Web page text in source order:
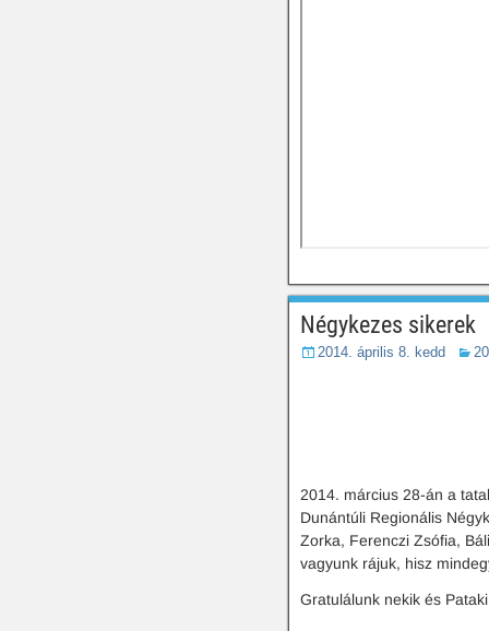
Négykezes sikerek
2014. április 8. kedd
2014. március 28-án a
Dunántúli Regionális
Zorka, Ferenczi Zsófia,
vagyunk rájuk, hisz
Gratulálunk nekik és